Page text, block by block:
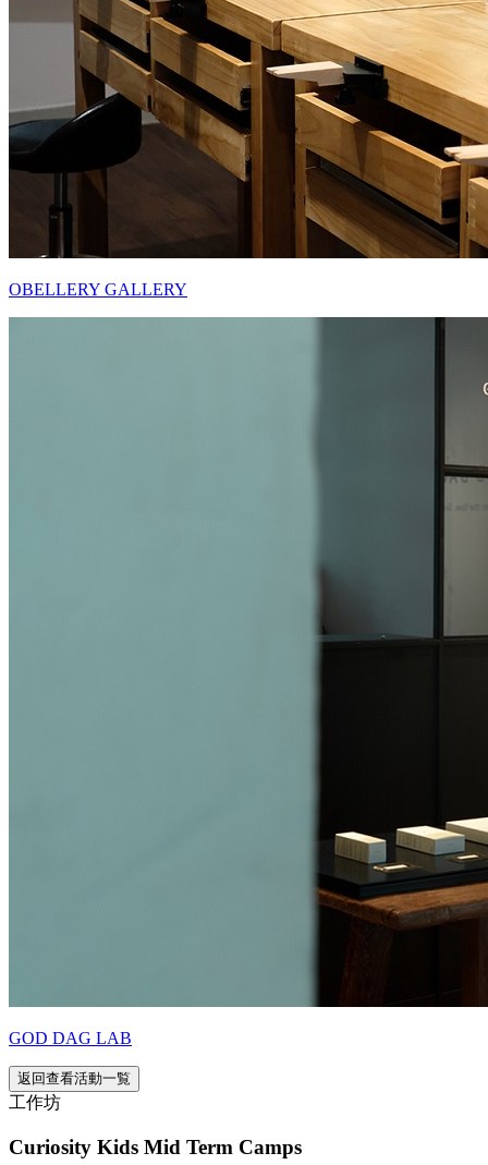
OBELLERY GALLERY
GOD DAG LAB
返回查看活動一覧
工作坊
Curiosity Kids Mid Term Camps